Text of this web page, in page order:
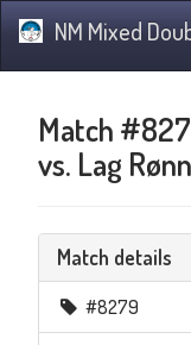
NM Mixed
Match
vs. Lag
Match details
#8279